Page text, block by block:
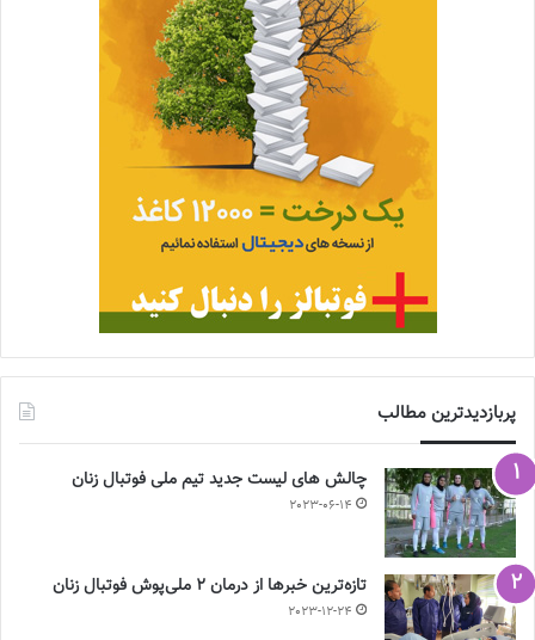
پربازدیدترین مطالب
چالش هاى ليست جدید تيم ملى فوتبال زنان
2023-06-14
تازه‌ترین خبرها از درمان ۲ ملی‌پوش فوتبال زنان
2023-12-24